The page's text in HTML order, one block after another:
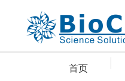
首页